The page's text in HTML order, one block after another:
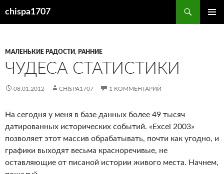
chispa1707
МАЛЕНЬКИЕ РАДОСТИ, РАННИЕ
ЧУДЕСА СТАТИСТИКИ
08.01.2012 CHISPA1707 1 КОММЕНТАРИЙ
На сегодня у меня в базе данных более 49 тысяч
датированных исторических событий. «Excel 2003»
позволяет этот массив обрабатывать, почти как угодно, и
графики выходят весьма красноречивые, не
оставляющие от писаной истории живого места. Начнем,